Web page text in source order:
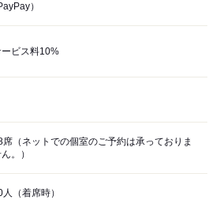
）
ービス料10%
席（ネットでの個室のご予約は承っておりま
。）
人（着席時）